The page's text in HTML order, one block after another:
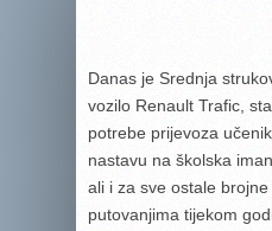
Danas je Srednja
vozilo Renault Trafic,
potrebe prijevoza
nastavu na školska
ali i za sve ostale
putovanjima tijekom